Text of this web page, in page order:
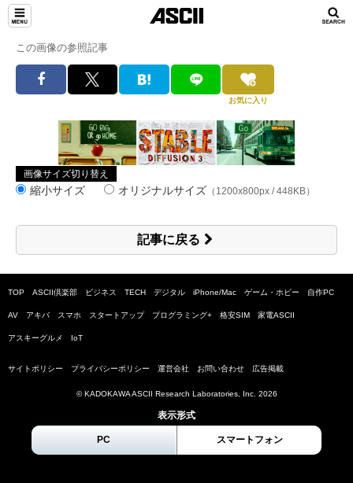
この画像の参照記事
お気に入り
画像サイズ切り替え
縮小サイズ オリジナルサイズ （1200x800px / 448KB）
記事に戻る
TOP ASCII倶楽部 ビジネス TECH デジタル iPhone/Mac ゲーム・ホビー 自作PC
AV アキバ スマホ スタートアップ プログラミング+ 格安SIM 家電ASCII
アスキーグルメ IoT
サイトポリシー プライバシーポリシー 運営会社 お問い合わせ 広告掲載
© KADOKAWA ASCII Research Laboratories, Inc. 2026
表示形式
PC スマートフォン